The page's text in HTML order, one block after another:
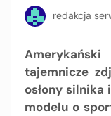
redakcja
Amerykański
tajemnicze
osłony silnika
modelu o